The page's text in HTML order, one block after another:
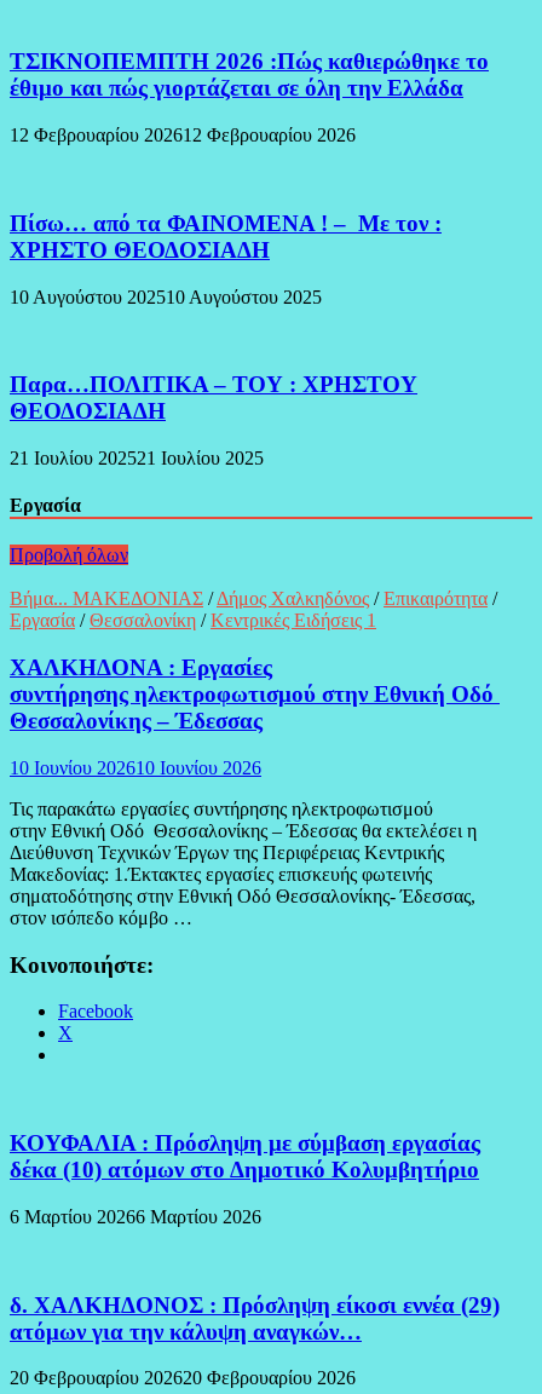
ΤΣΙΚΝΟΠΕΜΠΤΗ 2026 :Πώς καθιερώθηκε το
έθιμο και πώς γιορτάζεται σε όλη την Ελλάδα
12 Φεβρουαρίου 202612 Φεβρουαρίου 2026
Πίσω… από τα ΦΑΙΝΟΜΕΝΑ ! – Με τον :
ΧΡΗΣΤΟ ΘΕΟΔΟΣΙΑΔΗ
10 Αυγούστου 202510 Αυγούστου 2025
Παρα…ΠΟΛΙΤΙΚΑ – ΤΟΥ : ΧΡΗΣΤΟΥ
ΘΕΟΔΟΣΙΑΔΗ
21 Ιουλίου 202521 Ιουλίου 2025
Εργασία
Προβολή όλων
Βήμα... ΜΑΚΕΔΟΝΙΑΣ /Δήμος Χαλκηδόνος /Επικαιρότητα /
Εργασία /Θεσσαλονίκη /Κεντρικές Ειδήσεις 1
ΧΑΛΚΗΔΟΝΑ : Εργασίες
συντήρησης ηλεκτροφωτισμού στην Εθνική Οδό
Θεσσαλονίκης – Έδεσσας
10 Ιουνίου 202610 Ιουνίου 2026
Τις παρακάτω εργασίες συντήρησης ηλεκτροφωτισμού
στην Εθνική Οδό Θεσσαλονίκης – Έδεσσας θα εκτελέσει η
Διεύθυνση Τεχνικών Έργων της Περιφέρειας Κεντρικής
Μακεδονίας: 1.Έκτακτες εργασίες επισκευής φωτεινής
σηματοδότησης στην Εθνική Οδό Θεσσαλονίκης- Έδεσσας,
στον ισόπεδο κόμβο …
Κοινοποιήστε:
Facebook
X
ΚΟΥΦΑΛΙΑ : Πρόσληψη με σύμβαση εργασίας
δέκα (10) ατόμων στο Δημοτικό Κολυμβητήριο
6 Μαρτίου 20266 Μαρτίου 2026
δ. ΧΑΛΚΗΔΟΝΟΣ : Πρόσληψη είκοσι εννέα (29)
ατόμων για την κάλυψη αναγκών…
20 Φεβρουαρίου 202620 Φεβρουαρίου 2026